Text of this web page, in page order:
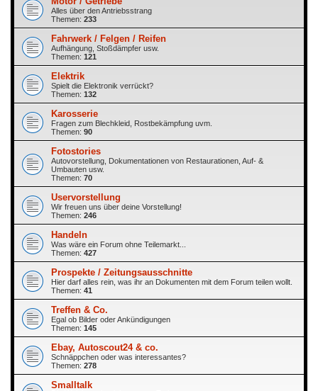
Alles über den Antriebsstrang
Themen: 233
Fahrwerk / Felgen / Reifen
Aufhängung, Stoßdämpfer usw.
Themen: 121
Elektrik
Spielt die Elektronik verrückt?
Themen: 132
Karosserie
Fragen zum Blechkleid, Rostbekämpfung uvm.
Themen: 90
Fotostories
Autovorstellung, Dokumentationen von Restaurationen, Auf- &
Umbauten usw.
Themen: 70
Uservorstellung
Wir freuen uns über deine Vorstellung!
Themen: 246
Handeln
Was wäre ein Forum ohne Teilemarkt...
Themen: 427
Prospekte / Zeitungsausschnitte
Hier darf alles rein, was ihr an Dokumenten mit dem Forum teilen wollt.
Themen: 41
Treffen & Co.
Egal ob Bilder oder Ankündigungen
Themen: 145
Ebay, Autoscout24 & co.
Schnäppchen oder was interessantes?
Themen: 278
Smalltalk